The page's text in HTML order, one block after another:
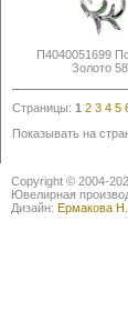
П4040051699
Золото
Страницы: 1 2 3 4 5
Показывать на
Copyright © 2004-
Ювелирная
Дизайн: Ермакова